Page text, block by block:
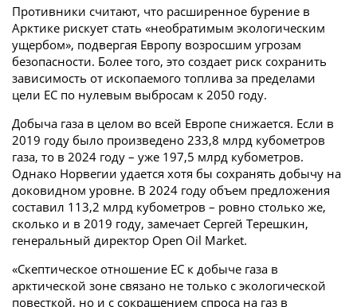
Противники считают, что расширенное бурение в
Арктике рискует стать «необратимым экологическим
ущербом», подвергая Европу возросшим угрозам
безопасности. Более того, это создает риск сохранить
зависимость от ископаемого топлива за пределами
цели ЕС по нулевым выбросам к 2050 году.
Добыча газа в целом во всей Европе снижается. Если в
2019 году было произведено 233,8 млрд кубометров
газа, то в 2024 году – уже 197,5 млрд кубометров.
Однако Норвегии удается хотя бы сохранять добычу на
доковидном уровне. В 2024 году объем предложения
составил 113,2 млрд кубометров – ровно столько же,
сколько и в 2019 году, замечает Сергей Терешкин,
генеральный директор Open Oil Market.
«Скептическое отношение ЕС к добыче газа в
арктической зоне связано не только с экологической
повесткой, но и с сокращением спроса на газ в